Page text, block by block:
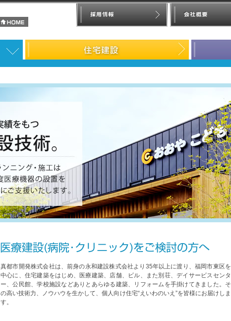
真都市開発株式会社は、前身の永和建設株式会社より35年以上に渡り、福岡市東区を
中心に、住宅建築をはじめ、医療建築、店舗、ビル、また別荘、デイサービスセンタ
ー、公民館、学校施設などありとあらゆる建築、リフォームを手掛けてきました。そ
の高い技術力、ノウハウを生かして、個人向け住宅“えいわのいえ”を皆様にお届けしま
す。